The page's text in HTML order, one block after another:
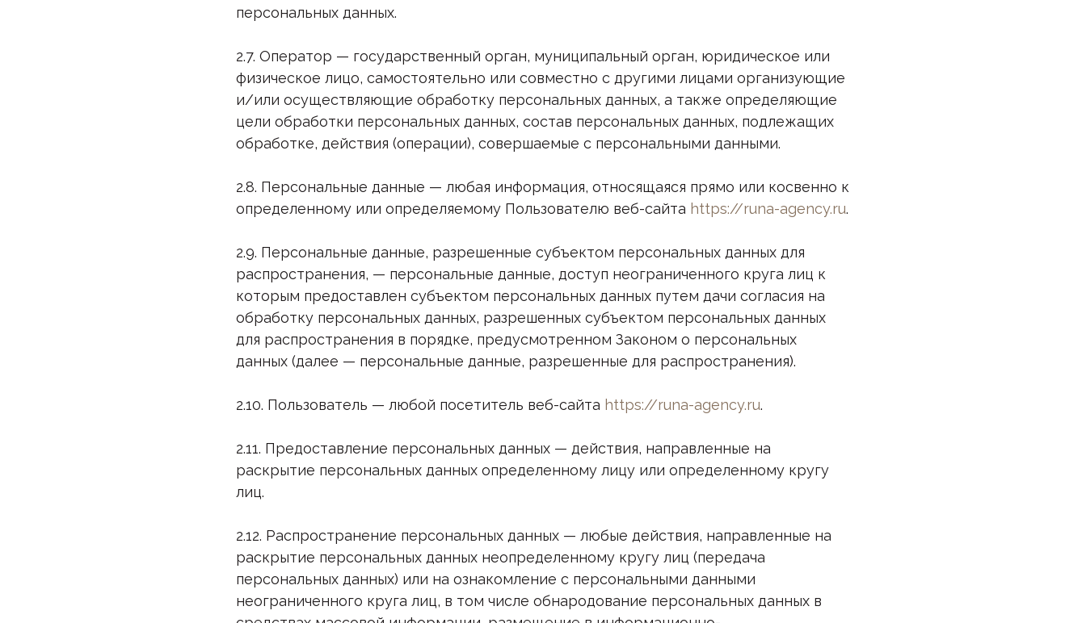
персональных данных.
2.7. Оператор — государственный орган, муниципальный орган, юридическое или
физическое лицо, самостоятельно или совместно с другими лицами организующие
и/или осуществляющие обработку персональных данных, а также определяющие
цели обработки персональных данных, состав персональных данных, подлежащих
обработке, действия (операции), совершаемые с персональными данными.
2.8. Персональные данные — любая информация, относящаяся прямо или косвенно к
определенному или определяемому Пользователю веб-сайта https://runa-agency.ru.
2.9. Персональные данные, разрешенные субъектом персональных данных для
распространения, — персональные данные, доступ неограниченного круга лиц к
которым предоставлен субъектом персональных данных путем дачи согласия на
обработку персональных данных, разрешенных субъектом персональных данных
для распространения в порядке, предусмотренном Законом о персональных
данных (далее — персональные данные, разрешенные для распространения).
2.10. Пользователь — любой посетитель веб-сайта https://runa-agency.ru.
2.11. Предоставление персональных данных — действия, направленные на
раскрытие персональных данных определенному лицу или определенному кругу
лиц.
2.12. Распространение персональных данных — любые действия, направленные на
раскрытие персональных данных неопределенному кругу лиц (передача
персональных данных) или на ознакомление с персональными данными
неограниченного круга лиц, в том числе обнародование персональных данных в